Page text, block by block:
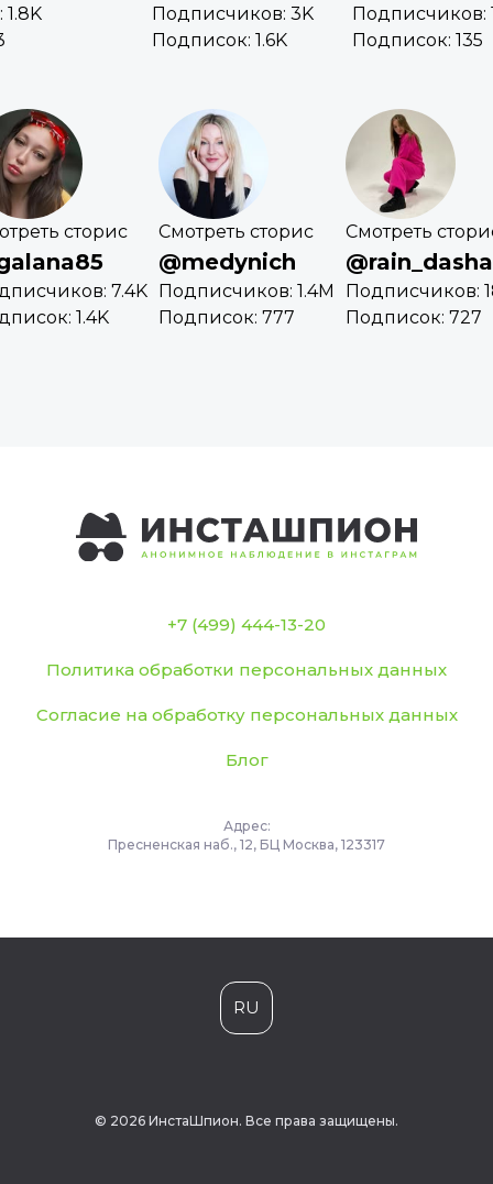
Подписчиков: 3K
Подписок: 1.6K
Подписчиков:
Подписок: 135
сторис
7.4K
1.4K
Смотреть сторис
@medynich
Подписчиков: 1.4M
Подписок: 777
Смотреть
@rain_dasha
Подписчиков:
Подписок: 727
+7 (499) 444-13-20
Политика обработки персональных данных
Согласие на обработку персональных данных
Блог
Адрес:
Пресненская наб., 12, БЦ Москва, 123317
RU
© 2026 ИнстаШпион. Все права защищены.